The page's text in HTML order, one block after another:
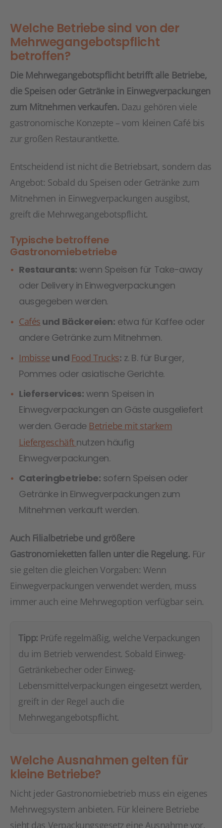
Welche Betriebe sind von der
Mehrwegangebotspflicht
betroffen?
Die Mehrwegangebotspflicht betrifft alle Betriebe,
die Speisen oder Getränke in Einwegverpackungen
zum Mitnehmen verkaufen. Dazu gehören viele
gastronomische Konzepte – vom kleinen Café bis
zur großen Restaurantkette.
Entscheidend ist nicht die Betriebsart, sondern das
Angebot: Sobald du Speisen oder Getränke zum
Mitnehmen in Einwegverpackungen ausgibst,
greift die Mehrwegangebotspflicht.
Typische betroffene
Gastronomiebetriebe
Restaurants: wenn Speisen für Take-away
oder Delivery in Einwegverpackungen
ausgegeben werden.
Cafés und Bäckereien: etwa für Kaffee oder
andere Getränke zum Mitnehmen.
Imbisse und Food Trucks: z. B. für Burger,
Pommes oder asiatische Gerichte.
Lieferservices: wenn Speisen in
Einwegverpackungen an Gäste ausgeliefert
werden. Gerade Betriebe mit starkem
Liefergeschäft nutzen häufig
Einwegverpackungen.
Cateringbetriebe: sofern Speisen oder
Getränke in Einwegverpackungen zum
Mitnehmen verkauft werden.
Auch Filialbetriebe und größere
Gastronomieketten fallen unter die Regelung. Für
sie gelten die gleichen Vorgaben: Wenn
Einwegverpackungen verwendet werden, muss
immer auch eine Mehrwegoption verfügbar sein.
Tipp: Prüfe regelmäßig, welche Verpackungen
du im Betrieb verwendest. Sobald Einweg-
Getränkebecher oder Einweg-
Lebensmittelverpackungen eingesetzt werden,
greift in der Regel auch die
Mehrwegangebotspflicht.
Welche Ausnahmen gelten für
kleine Betriebe?
Nicht jeder Gastronomiebetrieb muss ein eigenes
Mehrwegsystem anbieten. Für kleinere Betriebe
sieht das Verpackungsgesetz eine Ausnahme vor.